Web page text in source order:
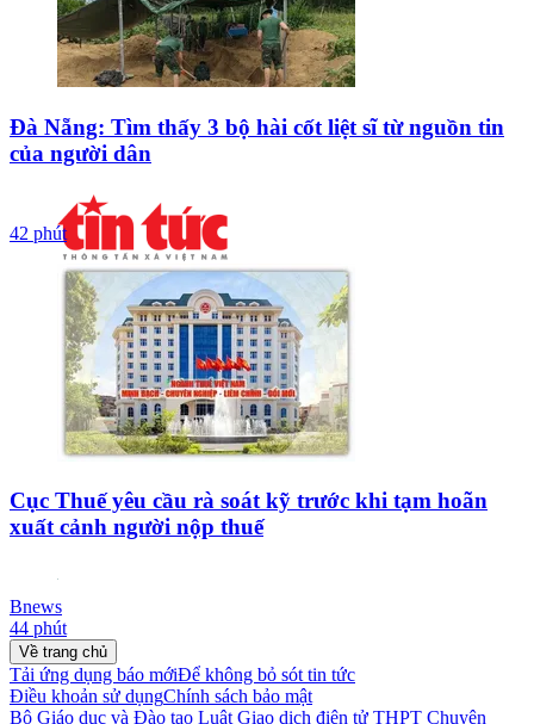
Đà Nẵng: Tìm thấy 3 bộ hài cốt liệt sĩ từ nguồn tin
của người dân
42 phút
Cục Thuế yêu cầu rà soát kỹ trước khi tạm hoãn
xuất cảnh người nộp thuế
Bnews
44 phút
Về trang chủ
Tải ứng dụng báo mớiĐể không bỏ sót tin tức
Điều khoản sử dụngChính sách bảo mật
Bộ Giáo dục và Đào tạo Luật Giao dịch điện tử THPT Chuyên